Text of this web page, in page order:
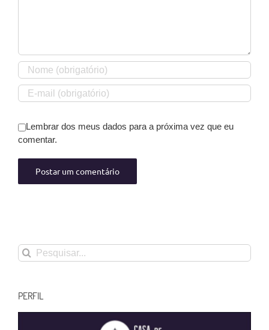
Lembrar dos meus dados para a próxima vez que eu
comentar.
Buscar
resultados
PERFIL